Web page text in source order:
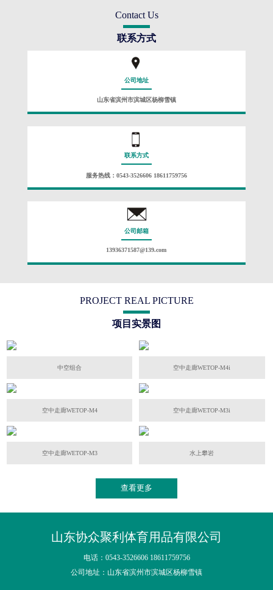
Contact Us
联系方式
公司地址
山东省滨州市滨城区杨柳雪镇
联系方式
服务热线：0543-3526606 18611759756
公司邮箱
13936371587@139.com
PROJECT REAL PICTURE
项目实景图
中空组合 空中走廊WETOP-M4i
空中走廊WETOP-M4 空中走廊WETOP-M3i
空中走廊WETOP-M3 水上攀岩
查看更多
山东协众聚利体育用品有限公司
电话：0543-3526606 18611759756
公司地址：山东省滨州市滨城区杨柳雪镇